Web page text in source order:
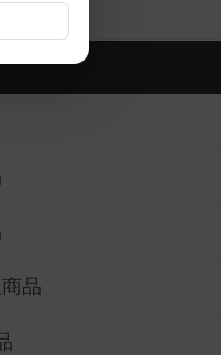
品